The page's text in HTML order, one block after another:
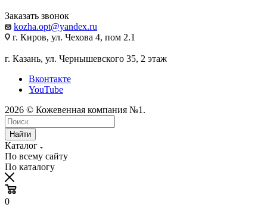
Заказать звонок
kozha.opt@yandex.ru
г. Киров, ул. Чехова 4, пом 2.1
г. Казань, ул. Чернышевского 35, 2 этаж
Вконтакте
YouTube
2026 © Кожевенная компания №1.
Найти
Каталог
По всему сайту
По каталогу
0